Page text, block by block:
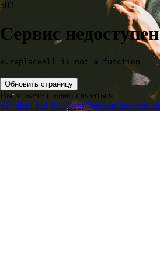
503
Сервис недоступен
e.replaceAll is not a function
Обновить страницу
Вы можете с нами связаться:
+7 (499) 418-00-40ebr@expert-business.ru